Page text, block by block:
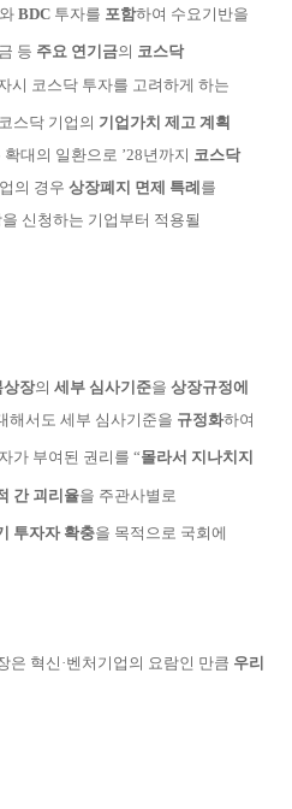
BDC투자를 포함하여 수요기반을
등 주요 연기금의 코스닥
시 코스닥 투자를 고려하게 하는
스닥 기 업의 기업 가치 제고 계 획
확대의 일환으로 ’28년까지 코스닥
의 경우 상장폐 지 면제 특례 를
신청하는 기업부터 적용될
상장의 세부 심사기준을 상장규정에
해서도 세부 심사기준을 규정화하여
가 부여된 권리를 “몰라서 지나치지
간 괴리율을 주관사별로
투자자 확충을 목적 으로 국회에
은 혁 신·벤처기업의 요람인 만큼 우리